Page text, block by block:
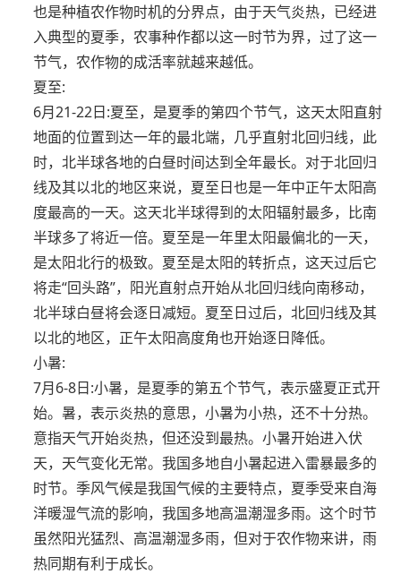
也是种植农作物时机的分界点，由于天气炎热，已经进
入典型的夏季，农事种作都以这一时节为界，过了这一
节气，农作物的成活率就越来越低。
夏至:
6月21-22日:夏至，是夏季的第四个节气，这天太阳直射
地面的位置到达一年的最北端，几乎直射北回归线，此
时，北半球各地的白昼时间达到全年最长。对于北回归
线及其以北的地区来说，夏至日也是一年中正午太阳高
度最高的一天。这天北半球得到的太阳辐射最多，比南
半球多了将近一倍。夏至是一年里太阳最偏北的一天，
是太阳北行的极致。夏至是太阳的转折点，这天过后它
将走“回头路”，阳光直射点开始从北回归线向南移动，
北半球白昼将会逐日减短。夏至日过后，北回归线及其
以北的地区，正午太阳高度角也开始逐日降低。
小暑:
7月6-8日:小暑，是夏季的第五个节气，表示盛夏正式开
始。暑，表示炎热的意思，小暑为小热，还不十分热。
意指天气开始炎热，但还没到最热。小暑开始进入伏
天，天气变化无常。我国多地自小暑起进入雷暴最多的
时节。季风气候是我国气候的主要特点，夏季受来自海
洋暖湿气流的影响，我国多地高温潮湿多雨。这个时节
虽然阳光猛烈、高温潮湿多雨，但对于农作物来讲，雨
热同期有利于成长。